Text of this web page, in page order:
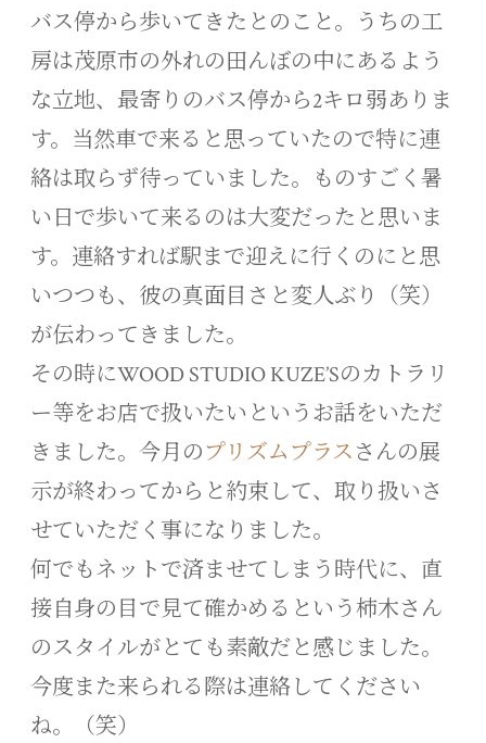
バス停から歩いてきたとのこと。うちの工
房は茂原市の外れの田んぼの中にあるよう
な立地、最寄りのバス停から2キロ弱ありま
す。当然車で来ると思っていたので特に連
絡は取らず待っていました。ものすごく暑
い日で歩いて来るのは大変だったと思いま
す。連絡すれば駅まで迎えに行くのにと思
いつつも、彼の真面目さと変人ぶり（笑）
が伝わってきました。
その時にWOOD STUDIO KUZE’Sのカトラリ
ー等をお店で扱いたいというお話をいただ
きました。今月のプリズムプラスさんの展
示が終わってからと約束して、取り扱いさ
せていただく事になりました。
何でもネットで済ませてしまう時代に、直
接自身の目で見て確かめるという柿木さん
のスタイルがとても素敵だと感じました。
今度また来られる際は連絡してください
ね。（笑）